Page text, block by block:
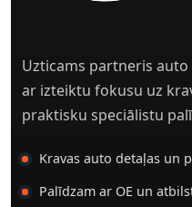
Uzticams partneris
ar izteiktu fokusu uz
praktisku speciālistu
Kravas auto detaļas un
Palīdzam ar OE un